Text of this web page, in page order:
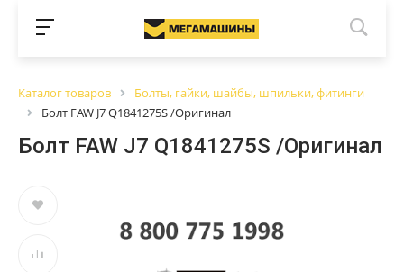
Каталог товаров
Болты, гайки, шайбы, шпильки, фитинги
Болт FAW J7 Q1841275S /Оригинал
Болт FAW J7 Q1841275S /Оригинал